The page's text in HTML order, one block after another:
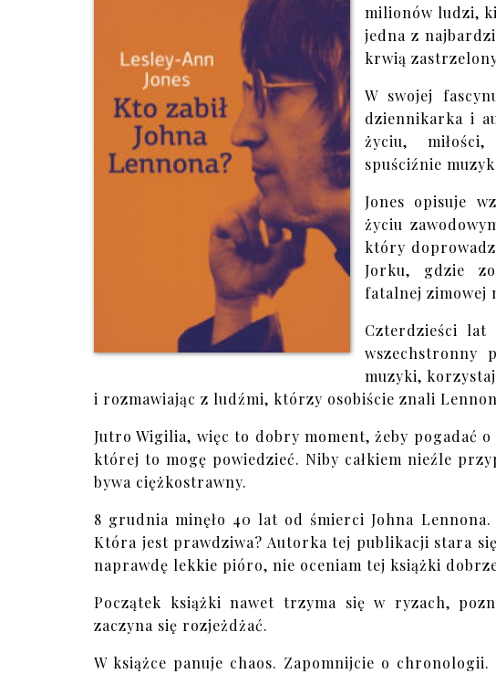
milionów ludzi,
jedna z
krwią
W swojej
dziennikarka i
życiu,
spuściźnie
Jones opisuje
życiu
który
Jorku, gdzie
fatalnej zimowej
Czterdzieści
wszechstronny
muzyki,
i rozmawiając z ludźmi, którzy osobiście znali
Jutro Wigilia, więc to dobry moment, żeby pogadać o
której to mogę powiedzieć. Niby całkiem nieźle
bywa ciężkostrawny.
8 grudnia minęło 40 lat od śmierci Johna
Która jest prawdziwa? Autorka tej publikacji stara
naprawdę lekkie pióro, nie oceniam tej książki
Początek książki nawet trzyma się w ryzach,
zaczyna się rozjeżdżać.
W książce panuje chaos. Zapomnijcie o